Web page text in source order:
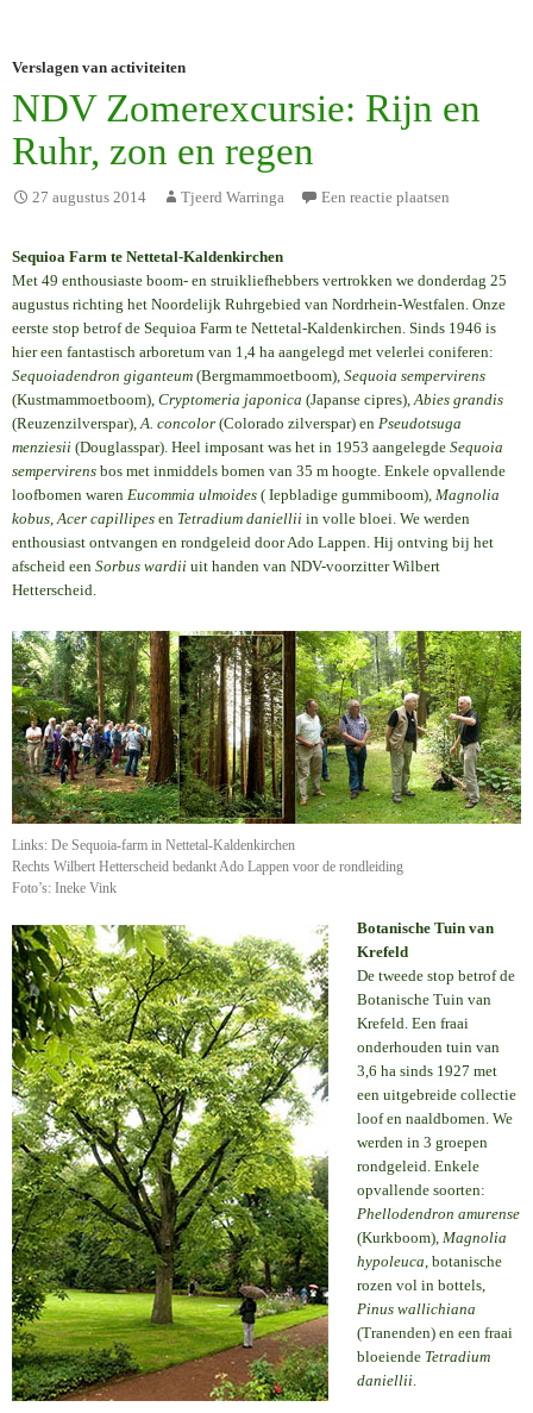
Verslagen van activiteiten
NDV Zomerexcursie: Rijn en
Ruhr, zon en regen
27 augustus 2014 Tjeerd Warringa Een reactie plaatsen
Sequioa Farm te Nettetal-Kaldenkirchen
Met 49 enthousiaste boom- en struikliefhebbers vertrokken we donderdag 25
augustus richting het Noordelijk Ruhrgebied van Nordrhein-Westfalen. Onze
eerste stop betrof de Sequioa Farm te Nettetal-Kaldenkirchen. Sinds 1946 is
hier een fantastisch arboretum van 1,4 ha aangelegd met velerlei coniferen:
Sequoiadendron giganteum (Bergmammoetboom), Sequoia sempervirens
(Kustmammoetboom), Cryptomeria japonica (Japanse cipres), Abies grandis
(Reuzenzilverspar), A. concolor (Colorado zilverspar) en Pseudotsuga
menziesii (Douglasspar). Heel imposant was het in 1953 aangelegde Sequoia
sempervirens bos met inmiddels bomen van 35 m hoogte. Enkele opvallende
loofbomen waren Eucommia ulmoides ( Iepbladige gummiboom), Magnolia
kobus Acer capillipes en Tetradium daniellii in volle bloei. We werden
enthousiast ontvangen en rondgeleid door Ado Lappen. Hij ontving bij het
afscheid een Sorbus wardii uit handen van NDV-voorzitter Wilbert
Hetterscheid.
Links: De Sequoia-farm in Nettetal-Kaldenkirchen
Rechts Wilbert Hetterscheid bedankt Ado Lappen voor de rondleiding
Foto’s: Ineke Vink
Botanische Tuin van
Krefeld
De tweede stop betrof de
Botanische Tuin van
Krefeld. Een fraai
onderhouden tuin van
3,6 ha sinds 1927 met
een uitgebreide collectie
loof en naaldbomen. We
werden in 3 groepen
rondgeleid. Enkele
opvallende soorten:
Phellodendron amurense
(Kurkboom), Magnolia
hypoleuca, botanische
rozen vol in bottels,
Pinus wallichiana
(Tranenden) en een fraai
bloeiende Tetradium
daniellii.